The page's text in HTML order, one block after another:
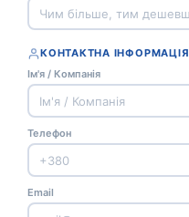
КОНТАКТНА ІНФОРМАЦІЯ
Ім'я / Компанія
Телефон
Email